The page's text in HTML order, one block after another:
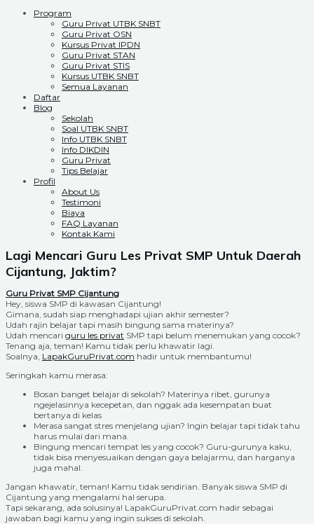
Program
Guru Privat UTBK SNBT
Guru Privat OSN
Kursus Privat IPDN
Guru Privat STAN
Guru Privat STIS
Kursus UTBK SNBT
Semua Layanan
Daftar
Blog
Sekolah
Soal UTBK SNBT
Info UTBK SNBT
Info DIKDIN
Guru Privat
Tips Belajar
Profil
About Us
Testimoni
Biaya
FAQ Layanan
Kontak Kami
Lagi Mencari Guru Les Privat SMP Untuk Daerah
Cijantung, Jaktim?
Guru Privat SMP Cijantung
Hey, siswa SMP di kawasan Cijantung!
Gimana, sudah siap menghadapi ujian akhir semester?
Udah rajin belajar tapi masih bingung sama materinya?
Udah mencari guru les privat SMP tapi belum menemukan yang cocok?
Tenang aja, teman! Kamu tidak perlu khawatir lagi.
Soalnya, LapakGuruPrivat.com hadir untuk membantumu!
Seringkah kamu merasa:
Bosan banget belajar di sekolah? Materinya ribet, gurunya
ngejelasinnya kecepetan, dan nggak ada kesempatan buat
bertanya di kelas
Merasa sangat stres menjelang ujian? Ingin belajar tapi tidak tahu
harus mulai dari mana.
Bingung mencari tempat les yang cocok? Guru-gurunya kaku,
tidak bisa menyesuaikan dengan gaya belajarmu, dan harganya
juga mahal.
Jangan khawatir, teman! Kamu tidak sendirian. Banyak siswa SMP di
Cijantung yang mengalami hal serupa.
Tapi sekarang, ada solusinya! LapakGuruPrivat.com hadir sebagai
jawaban bagi kamu yang ingin sukses di sekolah.